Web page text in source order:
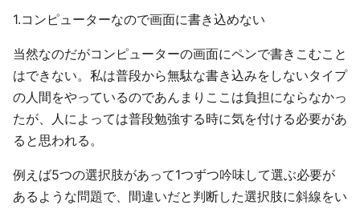
1.コンピューターなので画面に書き込めない
当然なのだがコンピューターの画面にペンで書きこむこと
はできない。私は普段から無駄な書き込みをしないタイプ
の人間をやっているのであんまりここは負担にならなかっ
たが、人によっては普段勉強する時に気を付ける必要があ
ると思われる。
例えば5つの選択肢があって1つずつ吟味して選ぶ必要が
あるような問題で、間違いだと判断した選択肢に斜線をい